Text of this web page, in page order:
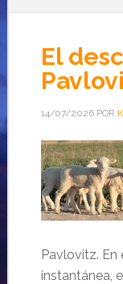
El
14/07/2026POR
Pavlovitz. En
instantánea,